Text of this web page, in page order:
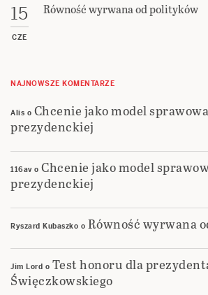
15
CZE
Równość wyrwana od polityków
NAJNOWSZE KOMENTARZE
Alis o Chcenie jako model
prezydenckiej
116avo Chcenie jako model
prezydenckiej
Ryszard Kubaszko o Równość wyrwana
Jim Lord o Test honoru dla
Święczkowskiego